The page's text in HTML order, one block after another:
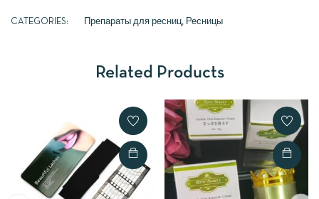
CATEGORIES: Препараты для ресниц, Ресницы
Related Products